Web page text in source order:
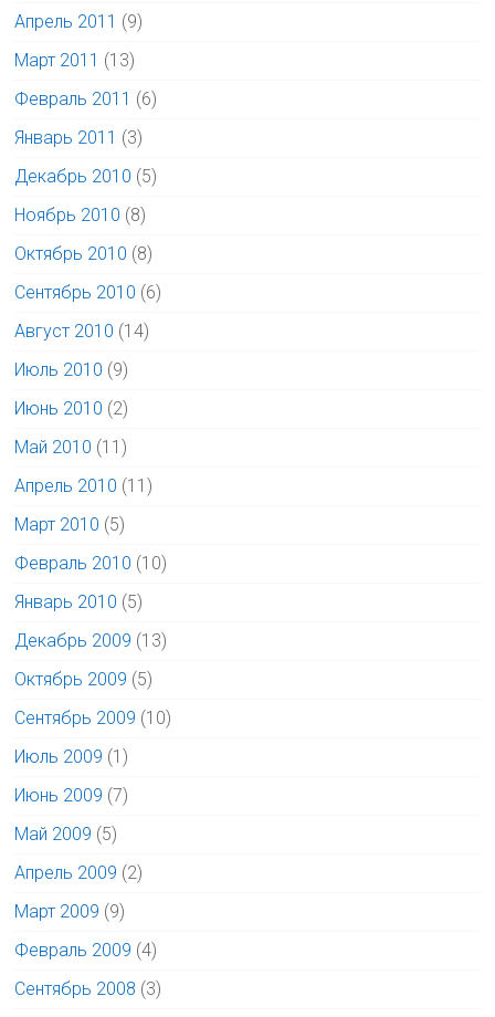
Апрель 2011 (9)
Март 2011 (13)
Февраль 2011 (6)
Январь 2011 (3)
Декабрь 2010 (5)
Ноябрь 2010 (8)
Октябрь 2010 (8)
Сентябрь 2010 (6)
Август 2010 (14)
Июль 2010 (9)
Июнь 2010 (2)
Май 2010 (11)
Апрель 2010 (11)
Март 2010 (5)
Февраль 2010 (10)
Январь 2010 (5)
Декабрь 2009 (13)
Октябрь 2009 (5)
Сентябрь 2009 (10)
Июль 2009 (1)
Июнь 2009 (7)
Май 2009 (5)
Апрель 2009 (2)
Март 2009 (9)
Февраль 2009 (4)
Сентябрь 2008 (3)